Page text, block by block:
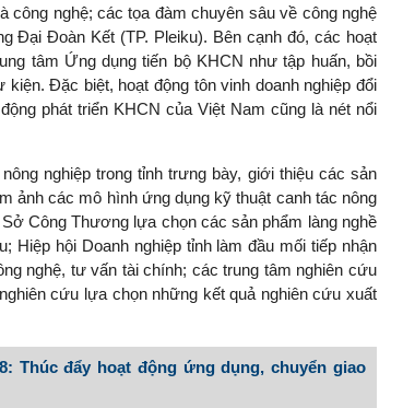
công nghệ; các tọa đàm chuyên sâu về công nghệ
Đại Đoàn Kết (TP. Pleiku). Bên cạnh đó, các hoạt
tâm Ứng dụng tiến bộ KHCN như tập huấn, bồi
Đặc biệt, hoạt động tôn vinh doanh nghiệp đổi
phát triển KHCN của Việt Nam cũng là nét nổi
nghiệp trong tỉnh trưng bày, giới thiệu các sản
ảnh các mô hình ứng dụng kỹ thuật canh tác nông
Công Thương lựa chọn các sản phẩm làng nghề
Hiệp hội Doanh nghiệp tỉnh làm đầu mối tiếp nhận
nghệ, tư vấn tài chính; các trung tâm nghiên cứu
cứu lựa chọn những kết quả nghiên cứu xuất
Thúc đẩy hoạt động ứng dụng, chuyển giao
kinh tế
nghệ số
cao
là
Ông Hoàng Quang Phòng - Phó Chủ tịch
VCCI
""Theo tôi, cần sự thay đổi từ
gốc rễ về nhận thức, doanh
nghiệp cần coi quan hệ lao
động hài hoà là động lực phát
triển..."